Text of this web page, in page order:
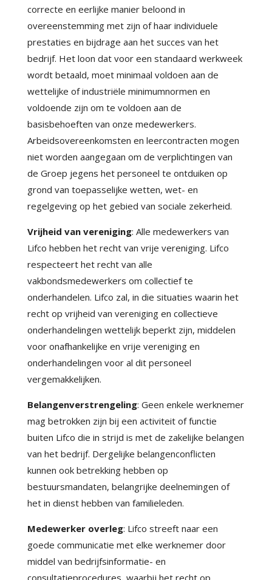
correcte en eerlijke manier beloond in
overeenstemming met zijn of haar individuele
prestaties en bijdrage aan het succes van het
bedrijf. Het loon dat voor een standaard werkweek
wordt betaald, moet minimaal voldoen aan de
wettelijke of industriële minimumnormen en
voldoende zijn om te voldoen aan de
basisbehoeften van onze medewerkers.
Arbeidsovereenkomsten en leercontracten mogen
niet worden aangegaan om de verplichtingen van
de Groep jegens het personeel te ontduiken op
grond van toepasselijke wetten, wet- en
regelgeving op het gebied van sociale zekerheid.
Vrijheid van vereniging: Alle medewerkers van
Lifco hebben het recht van vrije vereniging. Lifco
respecteert het recht van alle
vakbondsmedewerkers om collectief te
onderhandelen. Lifco zal, in die situaties waarin het
recht op vrijheid van vereniging en collectieve
onderhandelingen wettelijk beperkt zijn, middelen
voor onafhankelijke en vrije vereniging en
onderhandelingen voor al dit personeel
vergemakkelijken.
Belangenverstrengeling: Geen enkele werknemer
mag betrokken zijn bij een activiteit of functie
buiten Lifco die in strijd is met de zakelijke belangen
van het bedrijf. Dergelijke belangenconflicten
kunnen ook betrekking hebben op
bestuursmandaten, belangrijke deelnemingen of
het in dienst hebben van familieleden.
Medewerker overleg: Lifco streeft naar een
goede communicatie met elke werknemer door
middel van bedrijfsinformatie- en